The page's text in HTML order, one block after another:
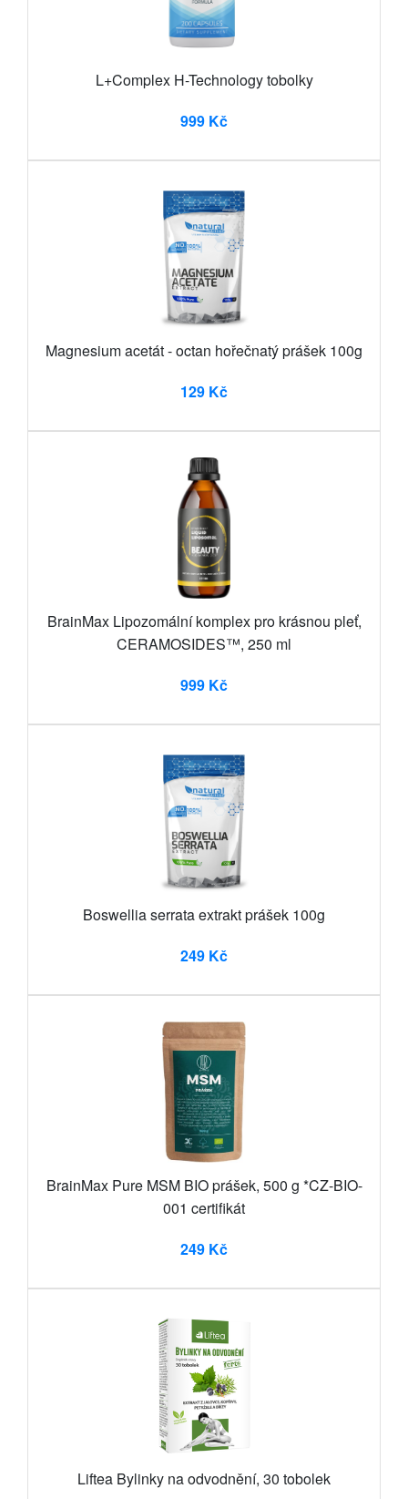
L+Complex H-Technology tobolky
999 Kč
Magnesium acetát - octan hořečnatý prášek 100g
129 Kč
BrainMax Lipozomální komplex pro krásnou pleť,
CERAMOSIDES™, 250 ml
999 Kč
Boswellia serrata extrakt prášek 100g
249 Kč
BrainMax Pure MSM BIO prášek, 500 g *CZ-BIO-
001 certifikát
249 Kč
Liftea Bylinky na odvodnění, 30 tobolek